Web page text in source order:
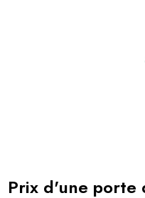
Prix d'une porte